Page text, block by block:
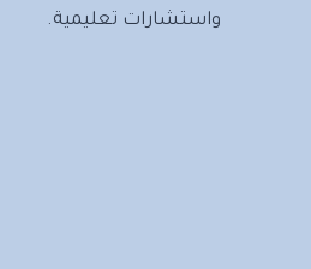
واستشارات تعليمية.